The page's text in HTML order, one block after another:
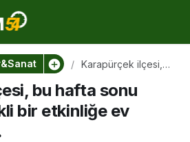
Karapürçek ilçesi,
anlamlı ve renkli bir
etkinliğe ev
sahipliği yaptı.
bu hafta sonu
bir etkinliğe ev